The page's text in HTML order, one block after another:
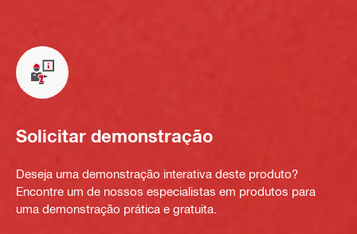
Solicitar demonstração
Deseja uma demonstração interativa deste produto?
Encontre um de nossos especialistas em produtos para
uma demonstração prática e gratuita.